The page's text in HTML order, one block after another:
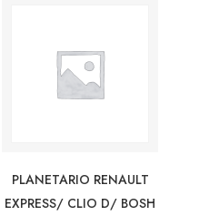
PLANETARIO RENAULT
EXPRESS/ CLIO D/ BOSH